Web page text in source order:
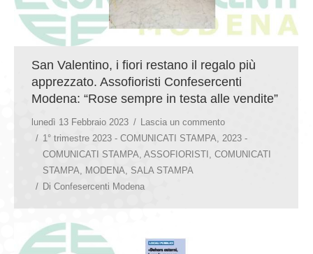
San Valentino, i fiori restano il regalo più
apprezzato. Assofioristi Confesercenti
Modena: “Rose sempre in testa alle vendite”
lunedì 13 Febbraio 2023
Lascia un commento
1° trimestre 2023 - COMUNICATI STAMPA
2023 -
COMUNICATI STAMPA ASSOFIORISTI
COMUNICATI
STAMPA
MODENA
SALA STAMPA
Di Confesercenti Modena